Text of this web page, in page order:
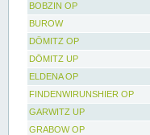
BOBZIN OP
BUROW
DÖMITZ OP
DÖMITZ UP
ELDENA OP
FINDENWIRUNSHIER OP
GARWITZ UP
GRABOW OP